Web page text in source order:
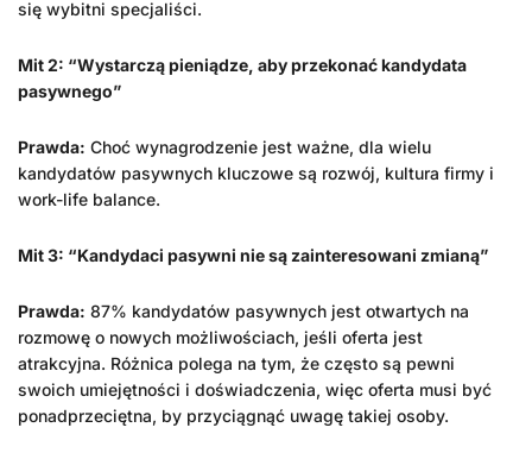
się wybitni specjaliści.
Mit 2: “Wystarczą pieniądze, aby przekonać kandydata
pasywnego”
Prawda: Choć wynagrodzenie jest ważne, dla wielu
kandydatów pasywnych kluczowe są rozwój, kultura firmy i
work-life balance.
Mit 3: “Kandydaci pasywni nie są zainteresowani zmianą”
Prawda: 87% kandydatów pasywnych jest otwartych na
rozmowę o nowych możliwościach, jeśli oferta jest
atrakcyjna. Różnica polega na tym, że często są pewni
swoich umiejętności i doświadczenia, więc oferta musi być
ponadprzeciętna, by przyciągnąć uwagę takiej osoby.